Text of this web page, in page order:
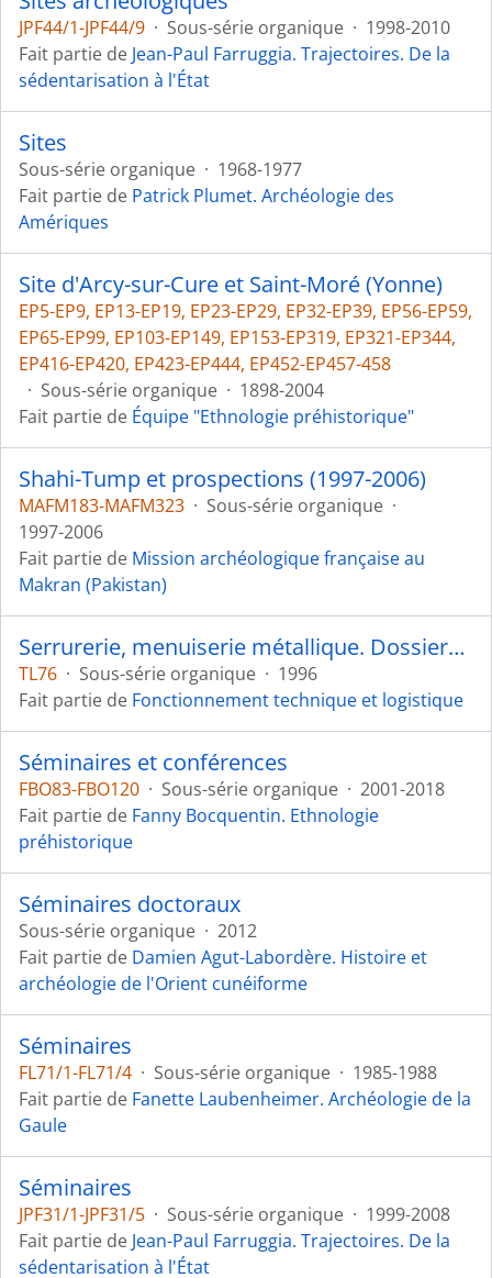
JPF44/1-JPF44/9 · Sous-série organique · 1998-2010
Fait partie de Jean-Paul Farruggia. Trajectoires. De la
sédentarisation à l'État
Sites
Sous-série organique · 1968-1977
Fait partie de Patrick Plumet. Archéologie des
Amériques
Site d'Arcy-sur-Cure et Saint-Moré (Yonne)
EP5-EP9, EP13-EP19, EP23-EP29, EP32-EP39, EP56-EP59,
EP65-EP99, EP103-EP149, EP153-EP319, EP321-EP344,
EP416-EP420, EP423-EP444, EP452-EP457-458
· Sous-série organique · 1898-2004
Fait partie de Équipe "Ethnologie préhistorique"
Shahi-Tump et prospections (1997-2006)
MAFM183-MAFM323 · Sous-série organique ·
1997-2006
Fait partie de Mission archéologique française au
Makran (Pakistan)
Serrurerie, menuiserie métallique. Dossiers de récolement de l'entreprise
TL76 · Sous-série organique · 1996
Fait partie de Fonctionnement technique et logistique
Séminaires et conférences
FBO83-FBO120 · Sous-série organique · 2001-2018
Fait partie de Fanny Bocquentin. Ethnologie
préhistorique
Séminaires doctoraux
Sous-série organique · 2012
Fait partie de Damien Agut-Labordère. Histoire et
archéologie de l'Orient cunéiforme
Séminaires
FL71/1-FL71/4 · Sous-série organique · 1985-1988
Fait partie de Fanette Laubenheimer. Archéologie de la
Gaule
Séminaires
JPF31/1-JPF31/5 · Sous-série organique · 1999-2008
Fait partie de Jean-Paul Farruggia. Trajectoires. De la
sédentarisation à l'État